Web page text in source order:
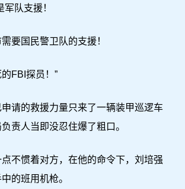
队支援！
国民警卫队的支援！
FBI探员！”
的救援力量只来了一辆装甲巡逻车
责人当即没忍住爆了粗口。
惯着对方，在他的命令下，刘培强
的班用机枪。